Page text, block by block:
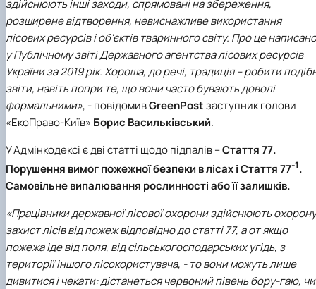
здійснюють інші заходи, спрямовані на збереження,
розширене відтворення, невиснажливе використання
лісових ресурсів і об'єктів тваринного світу. Про це написано
у Публічному звіті Державного агентства лісових ресурсів
України за 2019 рік. Хороша, до речі, традиція – робити
звіти, навіть попри те, що вони часто бувають доволі
формальними», - повідомивGreenPostзаступник голови
«ЕкоПраво-Київ» Борис Васильківський.
У Адмінкодексі є дві статті щодо підпалів –Стаття 77.
Порушення вимог пожежної безпеки в лісах і Стаття 77-1.
Самовільне випалювання рослинності або її залишків.
«Працівники державної лісової охорони здійснюють охорону
захист лісів від пожеж відповідно до статті 77, а от якщо
пожежа іде від поля, від сільськогосподарських угідь, з
території іншого лісокористувача, - то вони можуть лише
дивитися і чекати: дістанеться червоний півень бору-гаю, чи